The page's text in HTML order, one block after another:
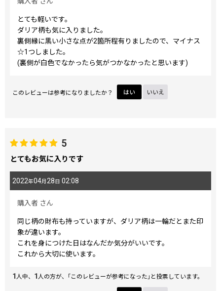
とても軽いです。
ダリア柄も気に入りました。
裏側縁に黒い小さな点が2箇所程有りましたので、マイナス
☆1つしました。
(裏側が白色でなかったら気がつかなかったと思います)
このレビューは参考になりましたか？ はい いいえ
5
とてもお気に入りです
2022年04月 28日 02:08
購入者 さん
同じ柄の財布も持っていますが、ダリア柄は一輪だとまた印
象が違います。
これを身につけた日はなんだか気分がいいです。
これから大切に使います。
1人中、 1人の方が、｢このレビューが参考になった｣と投票しています。